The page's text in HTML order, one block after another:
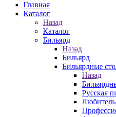
Главная
Каталог
Назад
Каталог
Бильярд
Назад
Бильярд
Бильярдные
Назад
Русская